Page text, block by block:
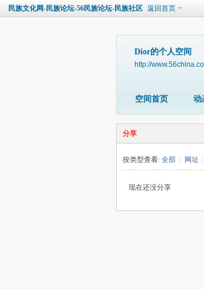
民族文化网-民族论坛-56民族论坛-民族社区 返回首页
Dior的个人空间
http://
空间首页 动
分享
按类型查看: 全部 网址
现在还没分享